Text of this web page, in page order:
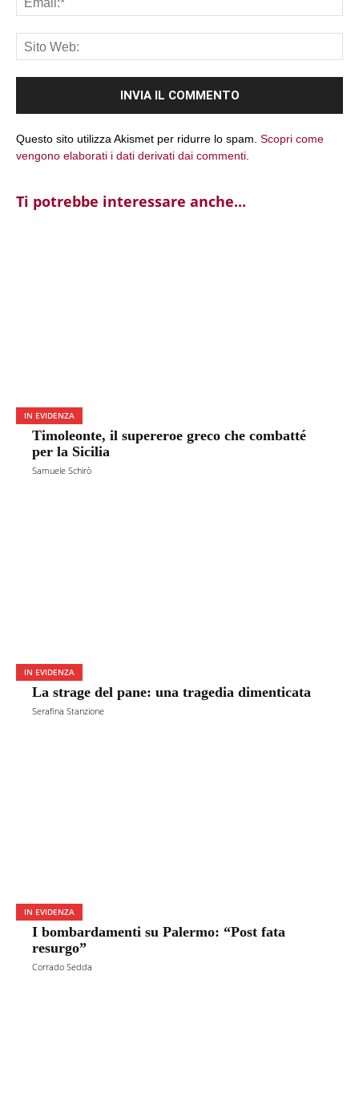
Questo sito utilizza Akismet per ridurre lo spam. Scopri come
vengono elaborati i dati derivati dai commenti
Ti potrebbe interessare anche...
IN EVIDENZA
Timoleonte, il supereroe greco che combatté
per la Sicilia
Samuele Schirò
IN EVIDENZA
La strage del pane: una tragedia dimenticata
Serafina Stanzione
IN EVIDENZA
I bombardamenti su Palermo: “Post fata
resurgo”
Corrado Sedda